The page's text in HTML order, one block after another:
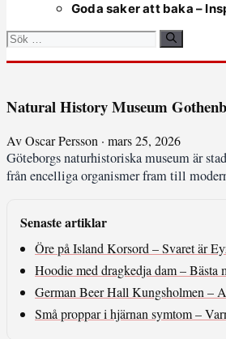
Goda saker att baka –
Sök
Natural History Museum
Av Oscar Persson · mars 25, 2026
Göteborgs naturhistoriska museum är
från encelliga organismer fram till
Senaste artiklar
Öre på Island Korsord – Svaret är
Hoodie med dragkedja dam – Bästa
German Beer Hall Kungsholmen –
Små proppar i hjärnan symtom –